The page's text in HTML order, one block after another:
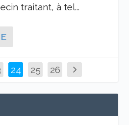
traitant, à tel...
24 25 26